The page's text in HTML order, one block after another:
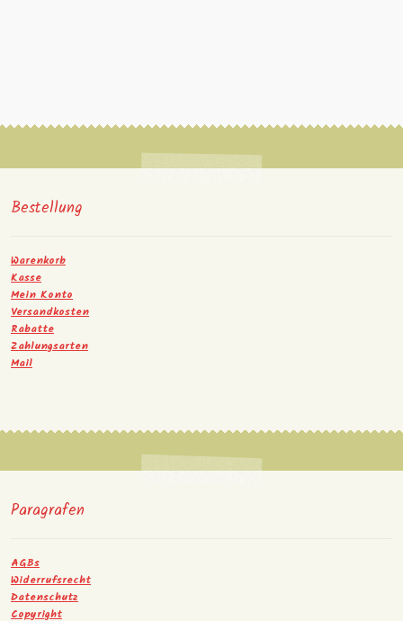
Bestellung
Warenkorb
Kasse
Mein Konto
Versandkosten
Rabatte
Zahlungsarten
Mail
Paragrafen
AGBs
Widerrufsrecht
Datenschutz
Copyright